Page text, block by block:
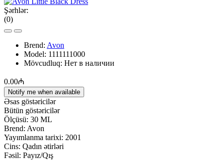
Şərhlər:
(0)
Brend: Avon
Model: 1111111000
Mövcudluq: Нет в наличии
0.00₼
Notify me when available
Əsas göstəricilər
Bütün göstəricilər
Ölçüsü: 30 ML
Brend: Avon
Yayımlanma tarixi: 2001
Cins: Qadın ətirləri
Fəsil: Payız/Qış